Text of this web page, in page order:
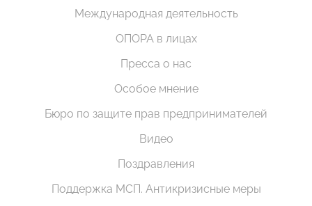
Международная деятельность
ОПОРА в лицах
Пресса о нас
Особое мнение
Бюро по защите прав предпринимателей
Видео
Поздравления
Поддержка МСП. Антикризисные меры